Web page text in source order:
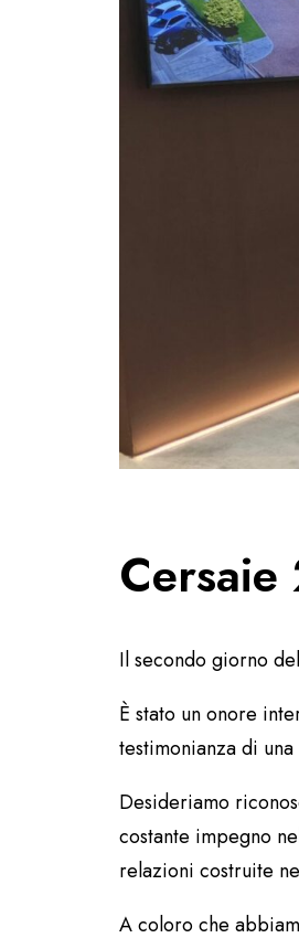
Il secondo giorno
È stato un onore
testimonianza di
Desideriamo
costante impegno
relazioni costruite
A coloro che